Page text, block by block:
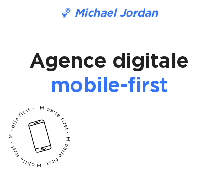
🏀 Michael Jordan
Agence digitale
mobile-first